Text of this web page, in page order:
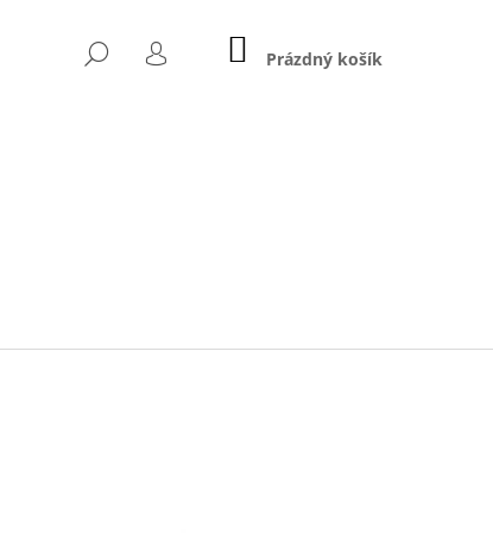
HLEDAT
PŘIHLÁŠENÍ
NÁKUPNÍ
KOŠÍK
Prázdný košík